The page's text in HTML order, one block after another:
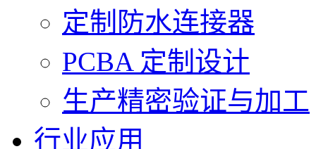
定制防水连接器
PCBA 定制设计
生产精密验证与加工
行业应用